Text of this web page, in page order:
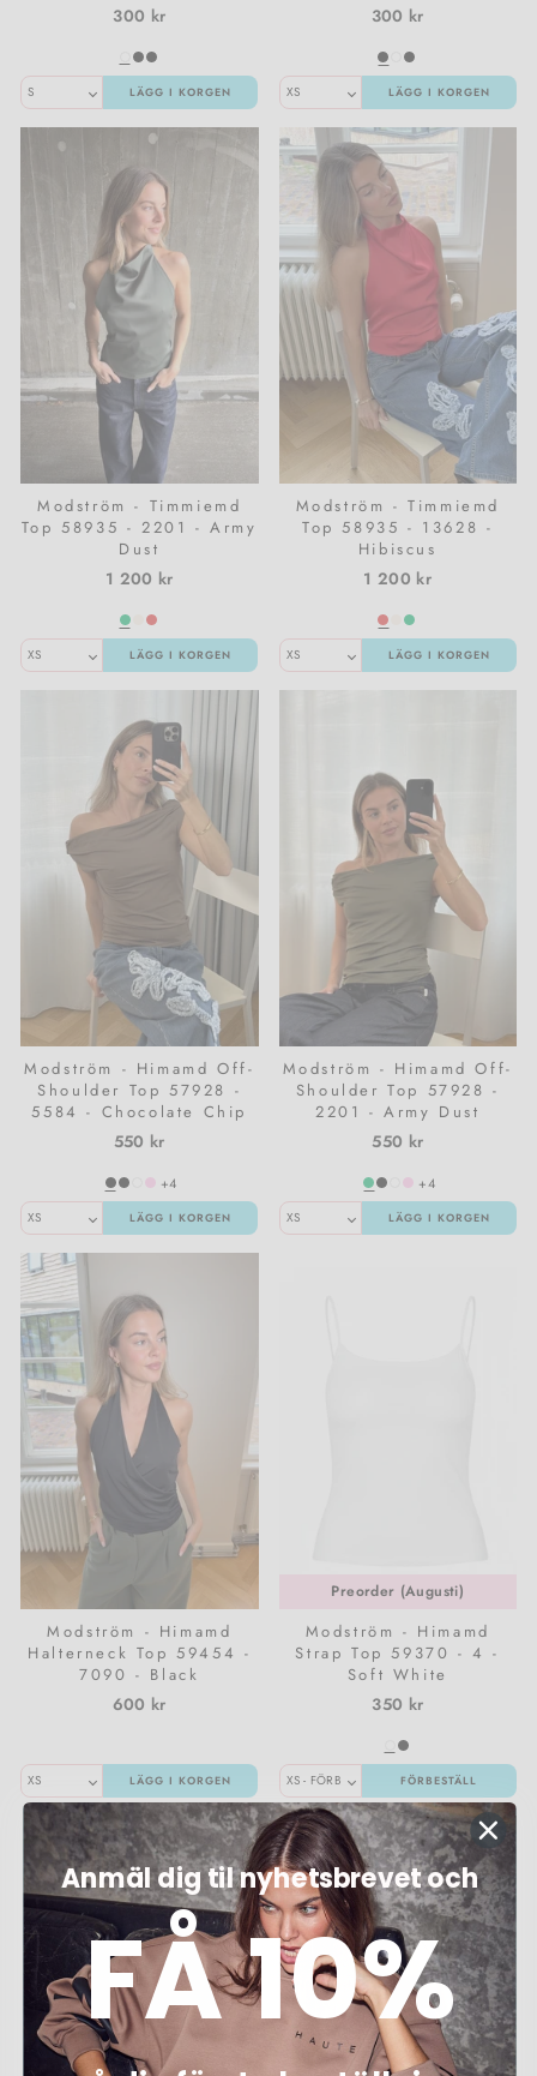
300 kr
LÄGG I KORGEN
300 kr
LÄGG I KORGEN
Modström - Timmiemd
Top 58935 - 2201 - Army
Dust
1 200 kr
LÄGG I KORGEN
Modström - Timmiemd
Top 58935 - 13628 -
Hibiscus
1 200 kr
LÄGG I KORGEN
Modström - Himamd Off-
Shoulder Top 57928 -
5584 - Chocolate Chip
550 kr
+4
LÄGG I KORGEN
Modström - Himamd Off-
Shoulder Top 57928 -
2201 - Army Dust
550 kr
+4
LÄGG I KORGEN
Modström - Himamd
Halterneck Top 59454 -
7090 - Black
600 kr
LÄGG I KORGEN
Preorder (Augusti)
Modström - Himamd
Strap Top 59370 - 4 -
Soft White
350 kr
FÖRBESTÄLL
Anmäl dig til nyhetsbrevet och
FÅ 10%